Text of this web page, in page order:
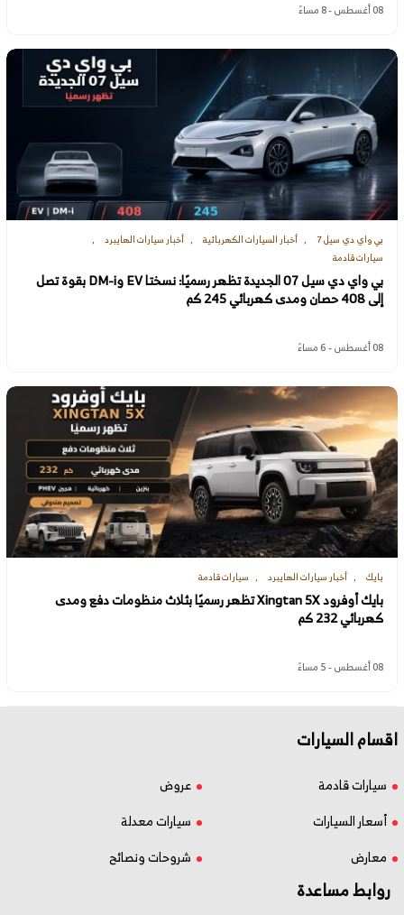
08 أغسطس - 8 مساءً
بي واي دي سيل 7 أخبار السيارات الكهربائية
أخبار سيارات الهايبرد
سيارات قادمة
بي واي دي سيل 07 الجديدة تظهر رسميًا: نسختا EV وDM-i بقوة تصل
إلى 408 حصان ومدى كهربائي 245 كم
08 أغسطس - 6 مساءً
بايك أخبار سيارات الهايبرد سيارات قادمة
بايك أوفرود Xingtan 5X تظهر رسميًا بثلاث منظومات دفع ومدى
كهربائي 232 كم
08 أغسطس - 5 مساءً
اقسام السيارات
سيارات قادمة
عروض
أسعار السيارات
سيارات معدلة
معارض
شروحات ونصائح
روابط مساعدة